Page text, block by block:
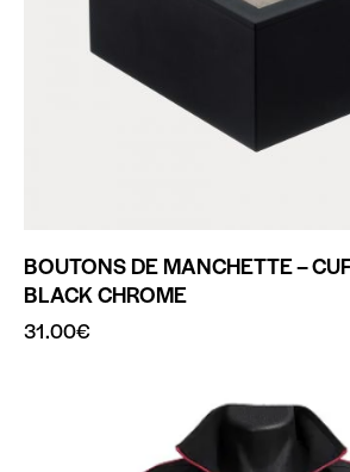
BOUTONS DE MANCHETTE –
BLACK CHROME
31.00€